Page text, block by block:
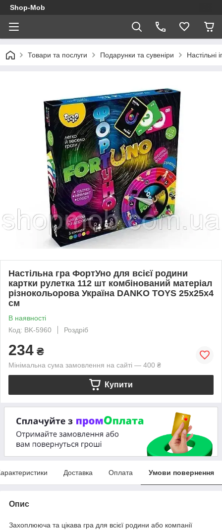
Shop-Mob
Товари та послуги Подарунки та сувеніри Настільні
Настільна гра ФортУно для всієї родини
картки рулетка 112 шт комбінований матеріал
різнокольорова Україна DANKO TOYS 25x25x4
см
В наявності
Код: BK-5960
Роздріб
234 ₴
Мінімальна сума замовлення на сайті — 400 ₴
Купити
Доставка Оплата Умови повернення
Опис
Захоплююча та цікава гра для всієї родини або компанії